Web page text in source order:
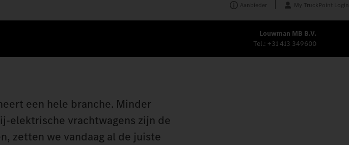
Aanbieder My TruckPoint Login
Louwman MB B.V.
Tel.: +31 413 349600
een hele branche. Minder
elektrische vrachtwagens zijn de
zetten we vandaag al de juiste